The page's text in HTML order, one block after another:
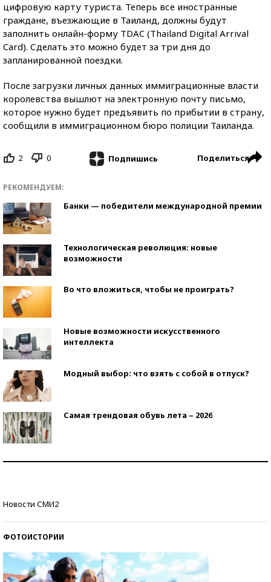
цифровую карту туриста. Теперь все иностранные
граждане, въезжающие в Таиланд, должны будут
заполнить онлайн-форму TDAC (Thailand Digital Arrival
Card). Сделать это можно будет за три дня до
запланированной поездки.
После загрузки личных данных иммиграционные власти
королевства вышлют на электронную почту письмо,
которое нужно будет предъявить по прибытии в страну,
сообщили в иммиграционном бюро полиции Таиланда.
2 0 Подпишись Поделиться
РЕКОМЕНДУЕМ:
Банки — победители международной премии
Технологическая революция: новые
возможности
Во что вложиться, чтобы не проиграть?
Новые возможности искусственного
интеллекта
Модный выбор: что взять с собой в отпуск?
Самая трендовая обувь лета – 2026
Новости СМИ2
ФОТОИСТОРИИ